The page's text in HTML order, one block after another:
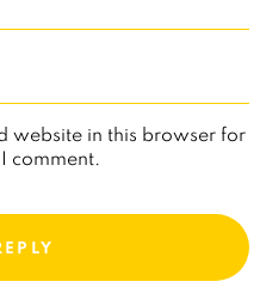
website in this browser for
comment.